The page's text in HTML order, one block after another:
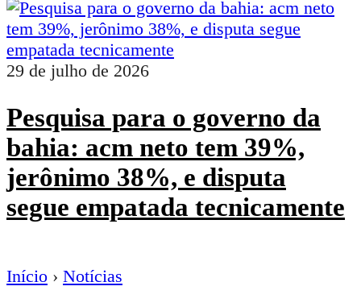
29 de julho de 2026
Pesquisa para o governo da
bahia: acm neto tem 39%,
jerônimo 38%, e disputa
segue empatada tecnicamente
Início › Notícias